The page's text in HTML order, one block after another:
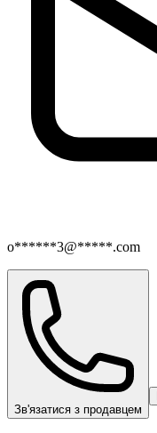
o******3@*****.com
Зв'язатися з продавцем